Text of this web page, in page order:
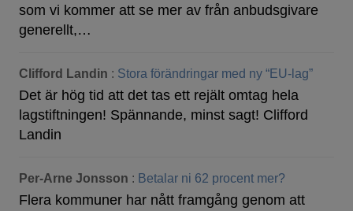
som vi kommer att se mer av från anbudsgivare
generellt,…
Clifford Landin : Stora förändringar med ny “EU-lag”
Det är hög tid att det tas ett rejält omtag hela
lagstiftningen! Spännande, minst sagt! Clifford
Landin
Per-Arne Jonsson : Betalar ni 62 procent mer?
Flera kommuner har nått framgång genom att